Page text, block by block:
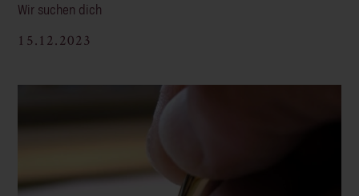
Wir suchen dich
15.12.2023